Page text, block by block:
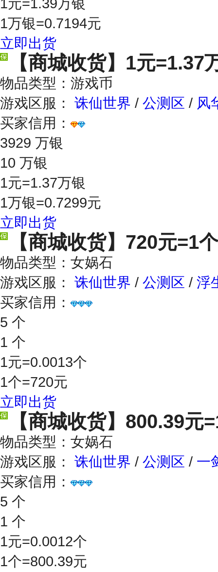
1万银=0.7194元
立即出货
【商城收货】 1元=1.37
物品类型：游戏币
游戏区服： 诛仙世界 / 公测区 / 风
买家信用：
3929 万银
10 万银
1元=1.37万银
1万银=0.7299元
立即出货
【商城收货】 720元=1个
物品类型：女娲石
游戏区服： 诛仙世界 / 公测区 / 浮
买家信用：
5 个
1 个
1元=0.0013个
1个=720元
立即出货
【商城收货】 800.39元
物品类型：女娲石
游戏区服： 诛仙世界 / 公测区 / 一
买家信用：
5 个
1 个
1元=0.0012个
1个=800.39元